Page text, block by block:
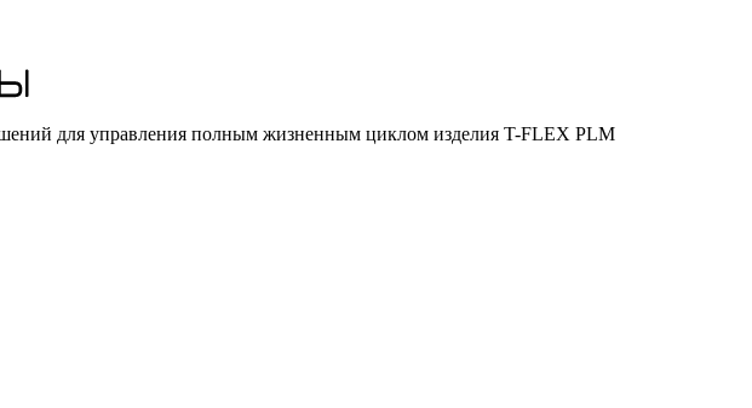
для управления полным жизненным циклом изделия T-FLEX PLM